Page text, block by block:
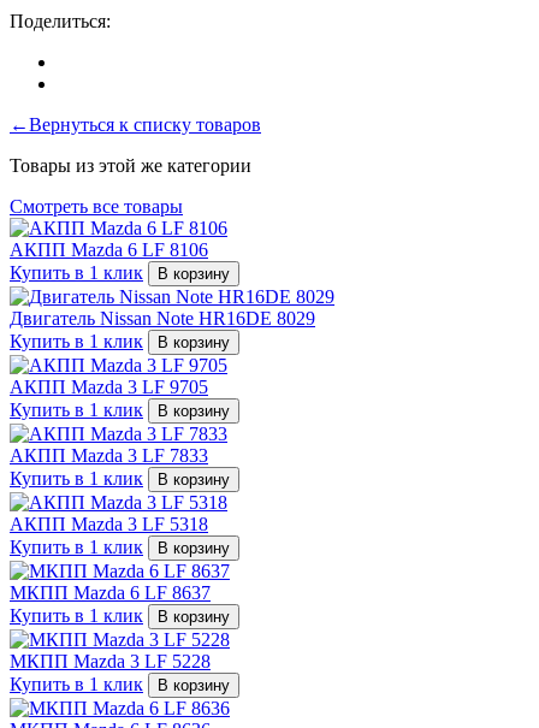
Поделиться:
←Вернуться к списку товаров
Товары из этой же категории
Смотреть все товары
АКПП Mazda 6 LF 8106
Купить в 1 клик
В корзину
Двигатель Nissan Note HR16DE 8029
Купить в 1 клик
В корзину
АКПП Mazda 3 LF 9705
Купить в 1 клик
В корзину
АКПП Mazda 3 LF 7833
Купить в 1 клик
В корзину
АКПП Mazda 3 LF 5318
Купить в 1 клик
В корзину
МКПП Mazda 6 LF 8637
Купить в 1 клик
В корзину
МКПП Mazda 3 LF 5228
Купить в 1 клик
В корзину